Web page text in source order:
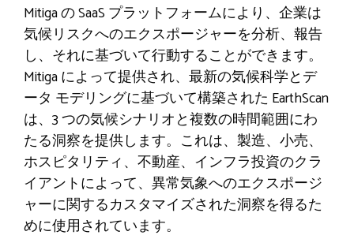
Mitiga の SaaS プラットフォームにより、企業は
気候リスクへのエクスポージャーを分析、報告
し、それに基づいて行動することができます。
Mitiga によって提供され、最新の気候科学とデ
ータ モデリングに基づいて構築された EarthScan
は、3 つの気候シナリオと複数の時間範囲にわ
たる洞察を提供します。これは、製造、小売、
ホスピタリティ、不動産、インフラ投資のクラ
イアントによって、異常気象へのエクスポージ
ャーに関するカスタマイズされた洞察を得るた
めに使用されています。